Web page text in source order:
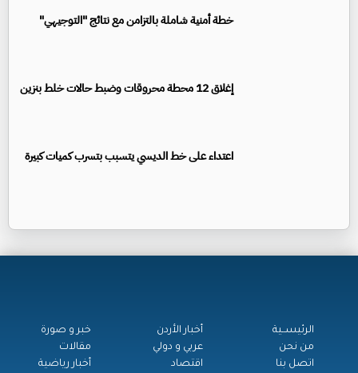
خطة أمنية شاملة بالتزامن مع نتائج "التوجيهي"
إغلاق 12 محطة محروقات وضبط حالات خلط بنزين
اعتداء على خط الديسي يتسبب بتسرب كميات كبيرة
الرئيســية
من نحن
اتصل بنا
أخبار الأردن
عربي و دولي
اقتصاد
خبر و صورة
مقالات
أخبار رياضية